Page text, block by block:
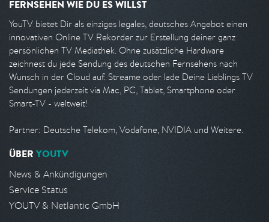
FERNSEHEN WIE DU ES WILLST
YouTV bietet Dir als einziges legales, deutsches Angebot einen
innovativen Online TV Rekorder zur Erstellung deiner ganz
persönlichen TV Mediathek. Ohne zusätzliche Hardware
zeichnest du jede Sendung des deutschen Fernsehens nach
Wunsch in der Cloud auf. Streame oder lade Deine Lieblings TV
Sendungen jederzeit via Mac, PC, Tablet, Smartphone oder
Smart-TV - weltweit!
Partner: Deutsche Telekom, Vodafone, NVIDIA und Weitere.
ÜBER YOUTV
News & Ankündigungen
Service Status
YOUTV & Netlantic GmbH